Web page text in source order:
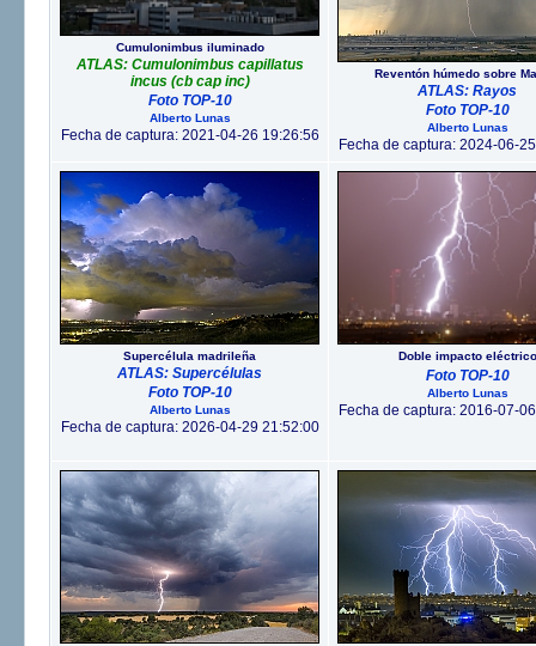
Cumulonimbus iluminado
ATLAS: Cumulonimbus capillatus
incus (cb cap inc)
Foto TOP-10
Alberto Lunas
Fecha de captura: 2021-04-26 19:26:56
Reventón húmedo sobre
ATLAS: Rayos
Foto TOP-10
Alberto Lunas
Fecha de captura: 2024-06-
Supercélula madrileña
ATLAS: Supercélulas
Foto TOP-10
Alberto Lunas
Fecha de captura: 2026-04-29 21:52:00
Doble impacto eléctrico
Foto TOP-10
Alberto Lunas
Fecha de captura: 2016-07-